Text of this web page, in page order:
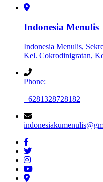
Indonesia Menulis
Indonesia Menulis,
Kel. Cokrodinigratan,
Phone:
+6281328728182